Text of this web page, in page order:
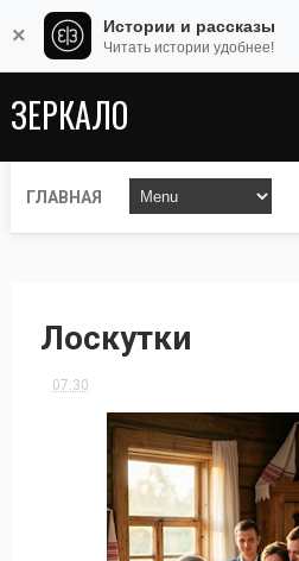
ЗЕРКАЛО
ГЛАВНАЯ
Лоскутки
07:30
× Истории и рассказы
Читать истории удобнее!